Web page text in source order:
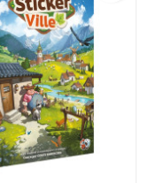
AU PANIER